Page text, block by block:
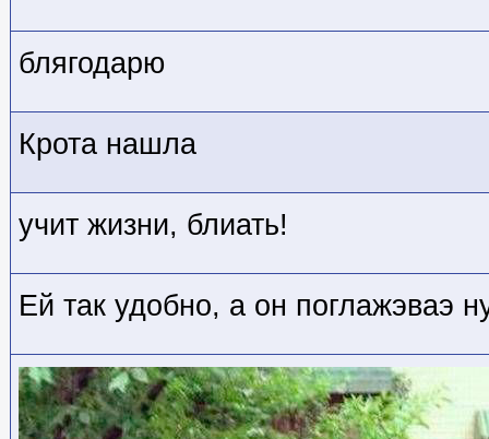
блягодарю
Крота нашла
учит жизни, блиать!
Ей так удобно, а он поглажэваэ